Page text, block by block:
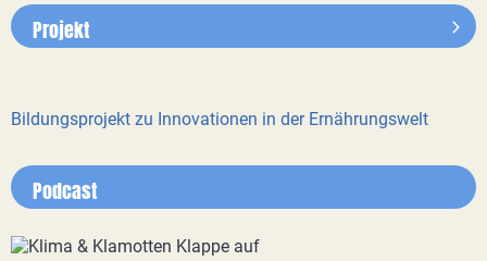
Projekt
Bildungsprojekt zu Innovationen in der Ernährungswelt
Podcast